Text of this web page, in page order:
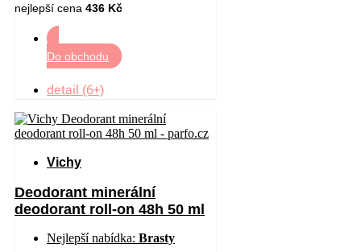
nejlepší cena 436 Kč
Do obchodu
detail (6+)
Vichy
Deodorant minerální
deodorant roll-on 48h 50 ml
Nejlepší nabídka: Brasty